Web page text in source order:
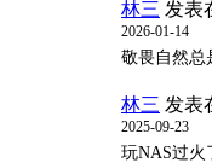
林三 发表
2026-01-14
敬畏自然总
林三 发表
2025-09-23
玩NAS过火